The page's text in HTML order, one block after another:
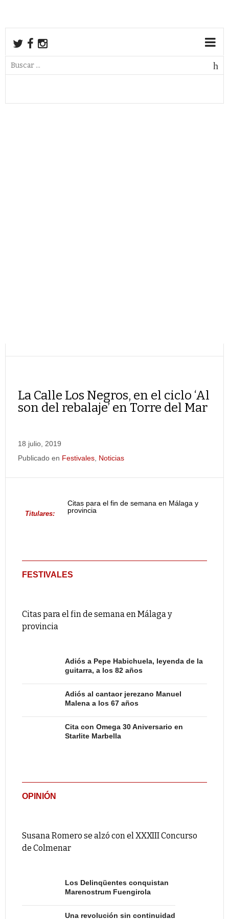
La Calle Los Negros, en el ciclo ‘Al
son del rebalaje’ en Torre del Mar
18 julio, 2019
Publicado en Festivales Noticias
Titulares:
Citas para el fin de semana en Málaga y
provincia
FESTIVALES
Citas para el fin de semana en Málaga y
provincia
Adiós a Pepe Habichuela, leyenda de la
guitarra, a los 82 años
Adiós al cantaor jerezano Manuel
Malena a los 67 años
Cita con Omega 30 Aniversario en
Starlite Marbella
OPINIÓN
Susana Romero se alzó con el XXXIII Concurso
de Colmenar
Los Delinqüentes conquistan
Marenostrum Fuengirola
Una revolución sin continuidad